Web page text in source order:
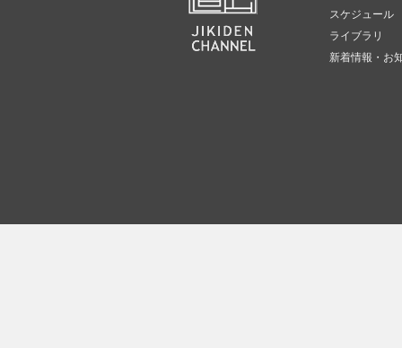
スケジュール
ライブラリ
新着情報・お